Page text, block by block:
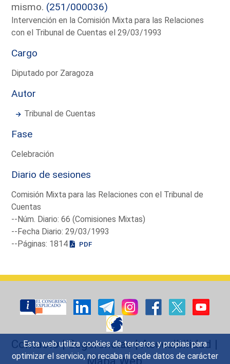
Esta web utiliza cookies de terceros y propias para
optimizar el servicio, no recaba ni cede datos de carácter
mismo. (251/000036)
Intervención en la Comisión Mixta para las Relaciones
con el Tribunal de Cuentas el 29/03/1993
Cargo
Diputado por Zaragoza
Autor
Tribunal de Cuentas
Fase
Celebración
Diario de sesiones
Comisión Mixta para las Relaciones con el Tribunal de
Cuentas
--Núm. Diario: 66 (Comisiones Mixtas)
--Fecha Diario: 29/03/1993
--Páginas: 1814
PDF
Contacto|Sugerencias|Accesibilidad |
Mapa Web